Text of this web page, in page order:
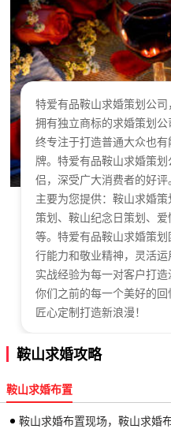
特爱有品鞍山求婚策划公
拥有独立商标的求婚策划
终专注于打造普通大众也
牌。特爱有品鞍山求婚策
侣，深受广大消费者的好
主要为您提供：鞍山求婚
策划、鞍山纪念日策划、
等。特爱有品鞍山求婚策
行能力和敬业精神，灵活
实战经验为每一对客户打
你们之前的每一个美好的回
匠心定制打造新浪漫！
鞍山求婚攻略
鞍山求婚布置
鞍山求婚布置现场，鞍山求婚